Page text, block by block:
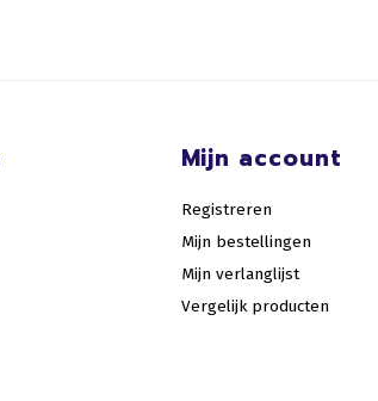
Mijn account
Registreren
Mijn bestellingen
Mijn verlanglijst
Vergelijk producten